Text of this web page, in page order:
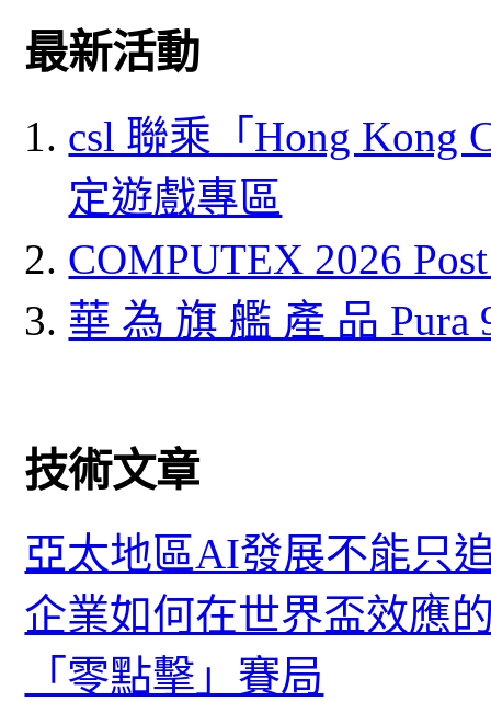
最新活動
csl 聯乘「Hong Kong
定遊戲專區
COMPUTEX 2026
華 為 旗 艦 產 品 Pura
技術文章
亞太地區AI發展不能只
企業如何在世界盃效應
「零點擊」賽局